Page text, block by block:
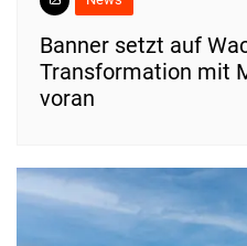
Banner setzt auf
Transformation mit
voran